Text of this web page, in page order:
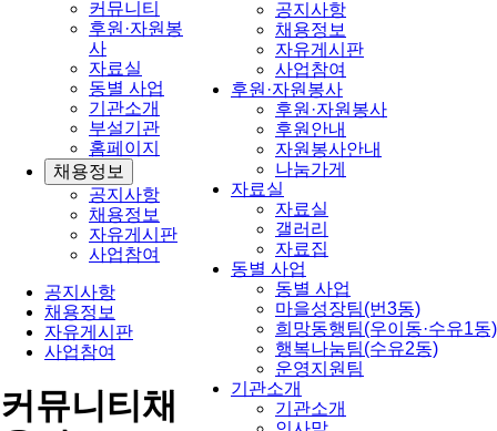
공지사항
채용정보
자유게시판
사업참여
후원·자원봉사
후원·자원봉사
후원안내
자원봉사안내
나눔가게
자료실
자료실
갤러리
자료집
동별 사업
동별 사업
마을성장팀(번3동)
희망동행팀(우이동·수유1동)
행복나눔팀(수유2동)
운영지원팀
기관소개
기관소개
커뮤니티
후원·자원봉
사
자료실
동별 사업
기관소개
부설기관
홈페이지
채용정보
공지사항
채용정보
자유게시판
사업참여
공지사항
채용정보
자유게시판
사업참여
커뮤니티채